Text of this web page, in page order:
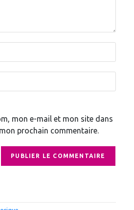
mon e-mail et mon site dans
prochain commentaire.